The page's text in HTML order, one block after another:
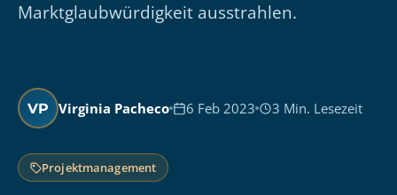
Marktglaubwürdigkeit ausstrahlen.
VP Virginia Pacheco 6 Feb 2023 3 Min. Lesezeit
Projektmanagement